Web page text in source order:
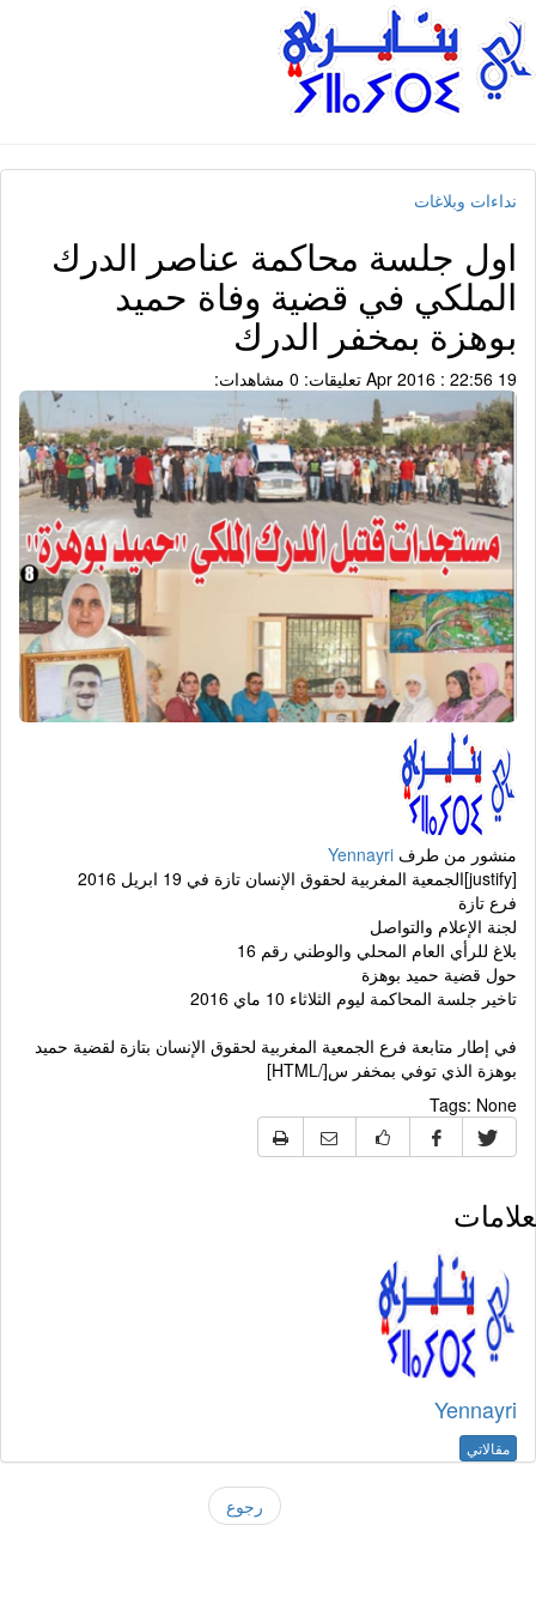
نداءات وبلاغات
اول جلسة محاكمة عناصر الدرك
الملكي في قضية وفاة حميد
بوهزة بمخفر الدرك
19 Apr 2016 : 22:56 تعليقات: 0 مشاهدات:
منشور من طرفYennayri
فرع تازة
لجنة الإعلام والتواصل
بلاغ للرأي العام المحلي والوطني رقم 16
حول قضية حميد بوهزة
تاخير جلسة المحاكمة ليوم الثلاثاء 10 ماي 2016
في إطار متابعة فرع الجمعية المغربية لحقوق الإنسان بتازة لقضية حميد
بوهزة الذي توفي بمخفر س[/HTML]
Tags:None
Yennayri
مقالاتي
رجوع